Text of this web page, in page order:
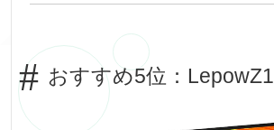
おすすめ5位：LepowZ1